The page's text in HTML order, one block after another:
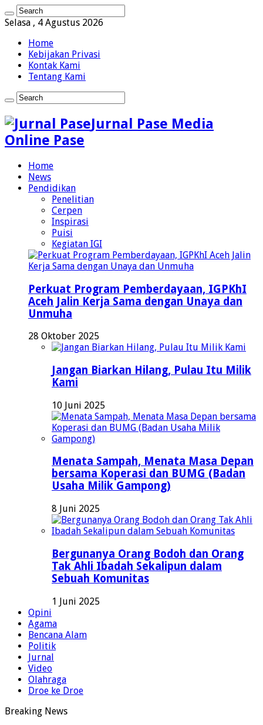
Selasa , 4 Agustus 2026
Home
Kebijakan Privasi
Kontak Kami
Tentang Kami
Jurnal Pase Media
Online Pase
Home
News
Pendidikan
Penelitian
Cerpen
Inspirasi
Puisi
Kegiatan IGI
Perkuat Program Pemberdayaan, IGPKhI
Aceh Jalin Kerja Sama dengan Unaya dan
Unmuha
28 Oktober 2025
Jangan Biarkan Hilang, Pulau Itu Milik
Kami
10 Juni 2025
Menata Sampah, Menata Masa Depan
bersama Koperasi dan BUMG (Badan
Usaha Milik Gampong)
8 Juni 2025
Bergunanya Orang Bodoh dan Orang
Tak Ahli Ibadah Sekalipun dalam
Sebuah Komunitas
1 Juni 2025
Opini
Agama
Bencana Alam
Politik
Jurnal
Video
Olahraga
Droe ke Droe
Breaking News